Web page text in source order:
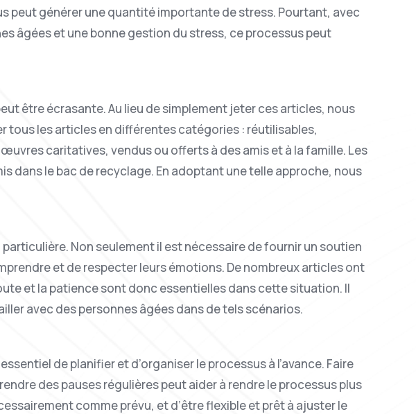
peut générer une quantité importante de stress. Pourtant, avec
âgées et une bonne gestion du stress, ce processus peut
être écrasante. Au lieu de simplement jeter ces articles, nous
tous les articles en différentes catégories : réutilisables,
caritatives, vendus ou offerts à des amis et à la famille. Les
dans le bac de recyclage. En adoptant une telle approche, nous
Non seulement il est nécessaire de fournir un soutien
et de respecter leurs émotions. De nombreux articles ont
et la patience sont donc essentielles dans cette situation. Il
avec des personnes âgées dans de tels scénarios.
de planifier et d’organiser le processus à l’avance. Faire
des pauses régulières peut aider à rendre le processus plus
comme prévu, et d’être flexible et prêt à ajuster le